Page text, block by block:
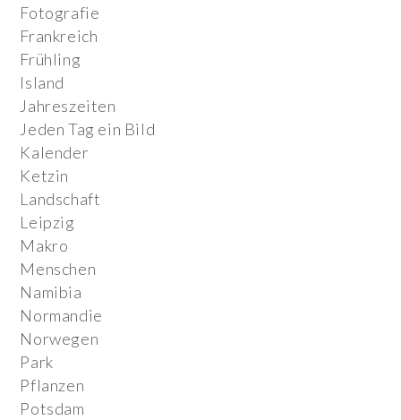
Fotografie
Frankreich
Frühling
Island
Jahreszeiten
Jeden Tag ein Bild
Kalender
Ketzin
Landschaft
Leipzig
Makro
Menschen
Namibia
Normandie
Norwegen
Park
Pflanzen
Potsdam